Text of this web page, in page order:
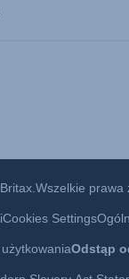
prawa
Cookies Settings
Odstąp